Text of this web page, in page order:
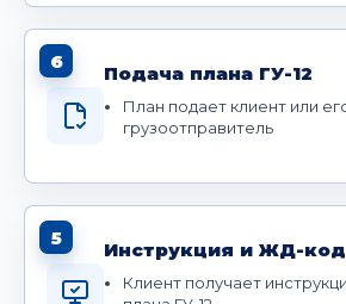
6
Подача плана ГУ-12
План подает клиент или
грузоотправитель
5
Инструкция и ЖД-код
Клиент получает